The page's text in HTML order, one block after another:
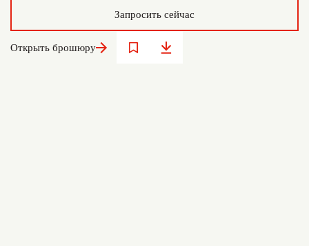
Запросить сейчас
Открыть брошюру